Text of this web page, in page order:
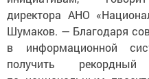
директора АНО
Шумаков. — Благодаря
в информационной
получить